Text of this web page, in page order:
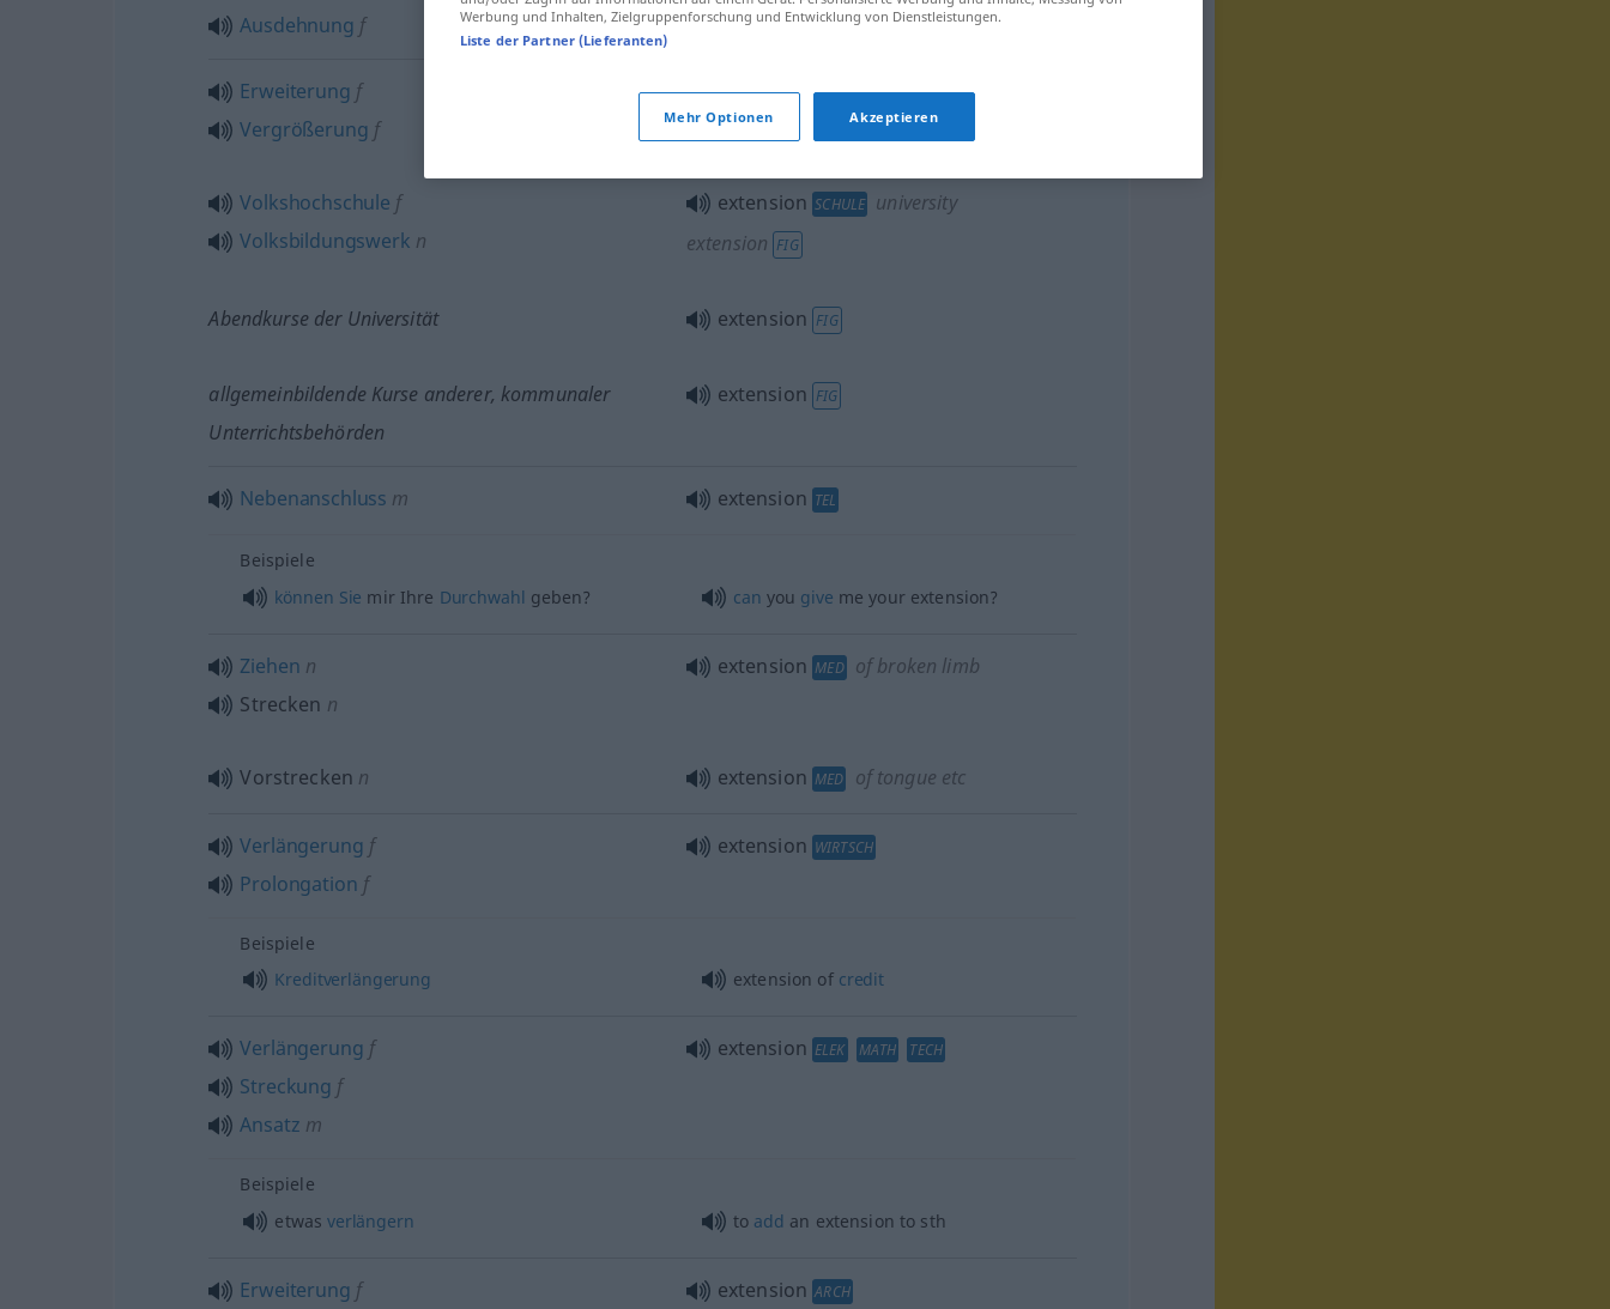
Ausdehnung f
Erweiterung f
Vergrößerung f
extension expansion FIG
Volkshochschule f
Volksbildungswerk n
extension SCHULE university
extension FIG
Abendkurse der Universität extension FIG
allgemeinbildende Kurse anderer, kommunaler
Unterrichtsbehörden
extension FIG
Nebenanschluss m extension TEL
Beispiele
können Sie mir Ihre Durchwahl geben? can you give me your extension?
Ziehen n
Strecken n
extension MED of broken limb
Vorstrecken n extension MED of tongue etc
Verlängerung f
Prolongation f
extension WIRTSCH
Beispiele
Kreditverlängerung
extension of credit
Verlängerung f
Streckung f
Ansatz m
extension ELEK MATH TECH
Beispiele
etwas verlängern to add an extension to sth
Erweiterung f extension ARCH
Werbung und Inhalten, Zielgruppenforschung und Entwicklung von Dienstleistungen.
Liste der Partner (Lieferanten)
Mehr Optionen Akzeptieren